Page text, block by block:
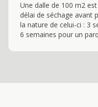
Une dalle de 100 m2
délai de séchage avant
la nature de celui-ci : 3
6 semaines pour un